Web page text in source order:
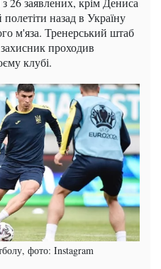
назад в Україну
м'яза. Тренерський штаб
проходив
клубі.
фото: Instagram